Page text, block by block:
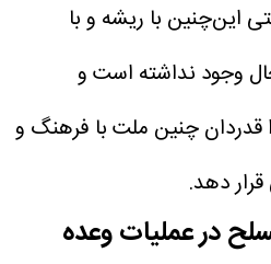
این‌چنین با ریشه و با
وجود نداشته است و
قدردان چنین ملت با فرهنگ و
دهد.
در عملیات وعده